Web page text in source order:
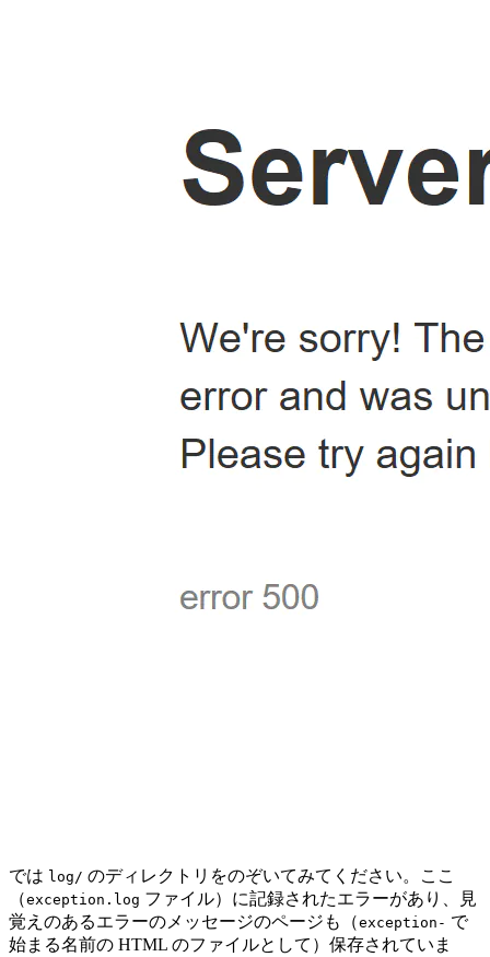
では log/ のディレクトリをのぞいてみてください。ここ
（exception.log ファイル）に記録されたエラーがあり、見
覚えのあるエラーのメッセージのページも（exception- で
始まる名前の HTML のファイルとして）保存されていま